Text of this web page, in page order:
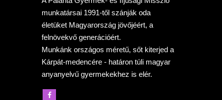
munkatársai 1991-től szánják oda
életüket Magyarország jövőjéért, a
felnövekvő generációért.
Munkánk országos méretű, sőt kiterjed a
Kárpát-medencére - határon túli magyar
anyanyelvű gyermekekhez is elér.